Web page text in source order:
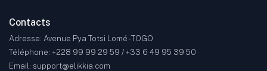
Contacts
Adresse: Avenue Pya Totsi Lomé - TOGO
Téléphone: +228 99 99 29 59 / +33 6 49 95 39 50
Email: support@elikkia.com